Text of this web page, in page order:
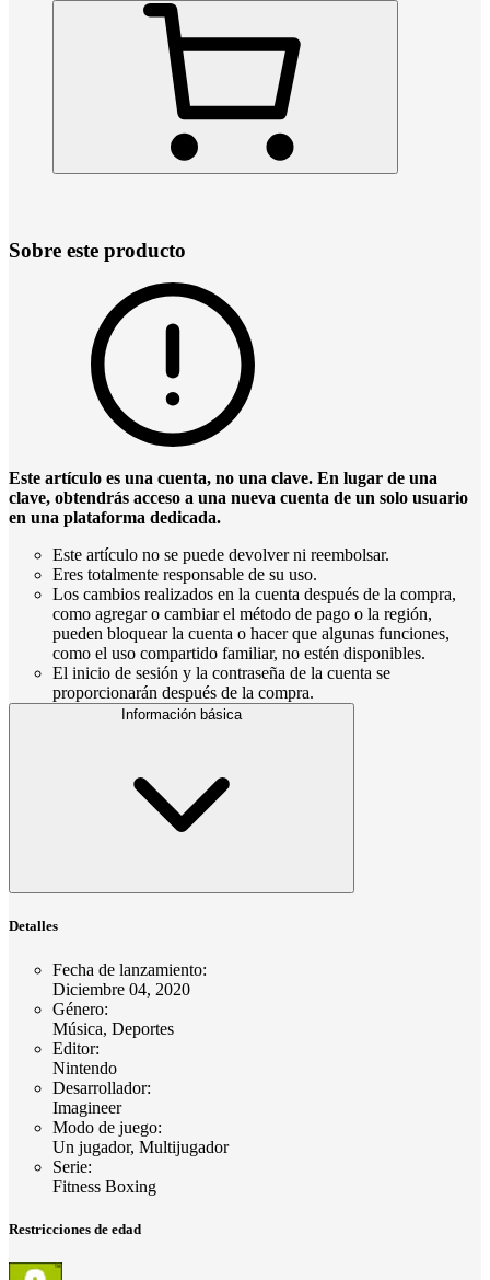
Sobre este producto
Este artículo es una cuenta, no una clave. En lugar de una
clave, obtendrás acceso a una nueva cuenta de un solo usuario
en una plataforma dedicada.
Este artículo no se puede devolver ni reembolsar.
Eres totalmente responsable de su uso.
Los cambios realizados en la cuenta después de la compra,
como agregar o cambiar el método de pago o la región,
pueden bloquear la cuenta o hacer que algunas funciones,
como el uso compartido familiar, no estén disponibles.
El inicio de sesión y la contraseña de la cuenta se
proporcionarán después de la compra.
Información básica
Detalles
Fecha de lanzamiento:
Diciembre 04, 2020
Género:
Música, Deportes
Editor:
Nintendo
Desarrollador:
Imagineer
Modo de juego:
Un jugador, Multijugador
Serie:
Fitness Boxing
Restricciones de edad